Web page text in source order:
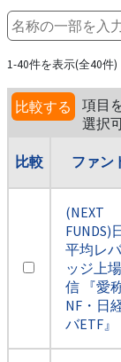
1-40件を表示(全40件)
比較する
項目
選択可
比較 ファン
(NEXT
FUNDS)
平均レ
ッジ上
信 『愛
NF・日
バETF』